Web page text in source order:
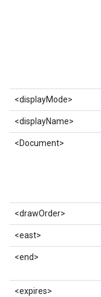
<displayMode>
<displayName>
<Document>
<drawOrder>
<east>
<end>
<expires>